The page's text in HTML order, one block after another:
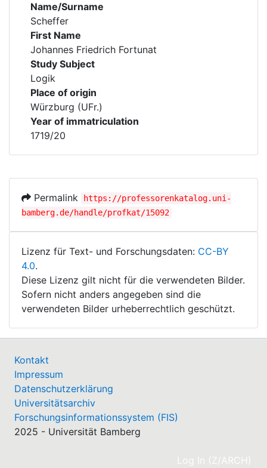
Name/Surname
Scheffer
First Name
Johannes Friedrich Fortunat
Study Subject
Logik
Place of origin
Würzburg (UFr.)
Year of immatriculation
1719/20
Permalink
https://professorenkatalog.uni-
bamberg.de/handle/profkat/15092
Lizenz für Text- und Forschungsdaten: CC-BY
4.0.
Diese Lizenz gilt nicht für die verwendeten Bilder.
Sofern nicht anders angegeben sind die
verwendeten Bilder urheberrechtlich geschützt.
Kontakt
Impressum
Datenschutzerklärung
Universitätsarchiv
Forschungsinformationssystem (FIS)
2025 - Universität Bamberg
Log In (Z/ARCH)